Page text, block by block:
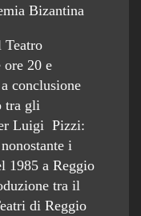
Bizantina
Teatro
20 e
conclusione
tra gli
Luigi Pizzi:
i
1985 a Reggio
tra il
di Reggio